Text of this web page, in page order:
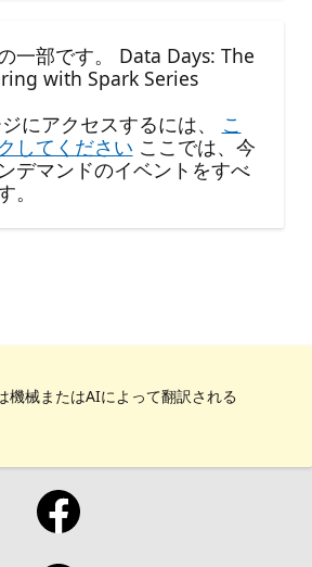
一部です。 Data Days: The
with Spark Series
にアクセスするには、
こ
してください ここでは、今
デマンドのイベントをすべ
。
機械またはAIによって翻訳される